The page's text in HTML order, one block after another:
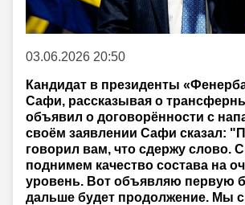
03.06.2026 20:50
Кандидат в президенты
Сафи, рассказывая о
объявил о договорённости с
своём заявлении Сафи сказал:
говорил вам, что сдержу слово.
поднимем качество состава на
уровень. Вот объявляю первую
дальше будет продолжение. Мы